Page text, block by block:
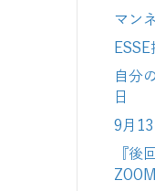
マン
自分
日
9月
『後